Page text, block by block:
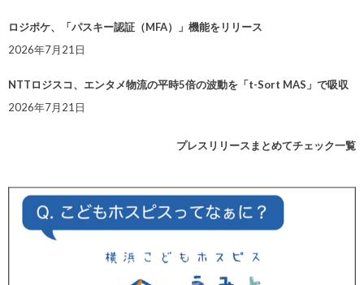
ロジポケ、「パスキー認証（MFA）」機能をリリース
2026年7月21日
NTTロジスコ、エンタメ物流の平時5倍の波動を「t-Sort MAS」で吸収
2026年7月21日
プレスリリースまとめてチェック一覧